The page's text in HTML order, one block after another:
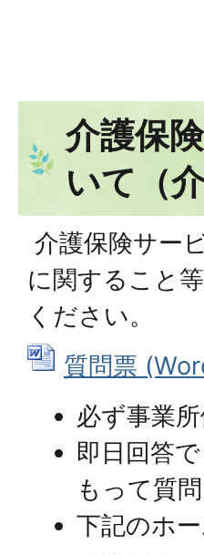
介護保
いて（
介護保険サー
に関すること
ください。
質問票
必ず事業
即日回答
もって質
下記のホ